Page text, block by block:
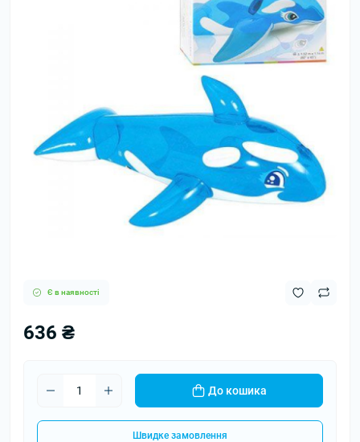
Є в наявності
636 ₴
До кошика
Швидке замовлення